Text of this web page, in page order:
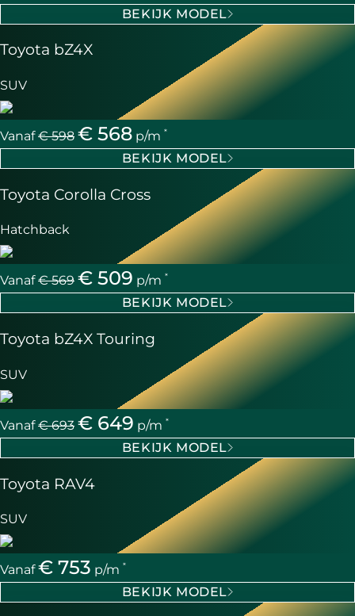
BEKIJK MODEL
Toyota bZ4X
SUV
Vanaf€ 598 € 568 p/m *
BEKIJK MODEL
Toyota Corolla Cross
Hatchback
Vanaf€ 569 € 509 p/m *
BEKIJK MODEL
Toyota bZ4X Touring
SUV
Vanaf€ 693 € 649 p/m *
BEKIJK MODEL
Toyota RAV4
SUV
Vanaf€ 753 p/m *
BEKIJK MODEL